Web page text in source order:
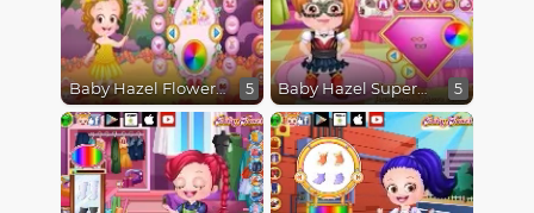
Baby Hazel Flower Princess Dressup 5 Baby Hazel SuperGirl Dressup 5